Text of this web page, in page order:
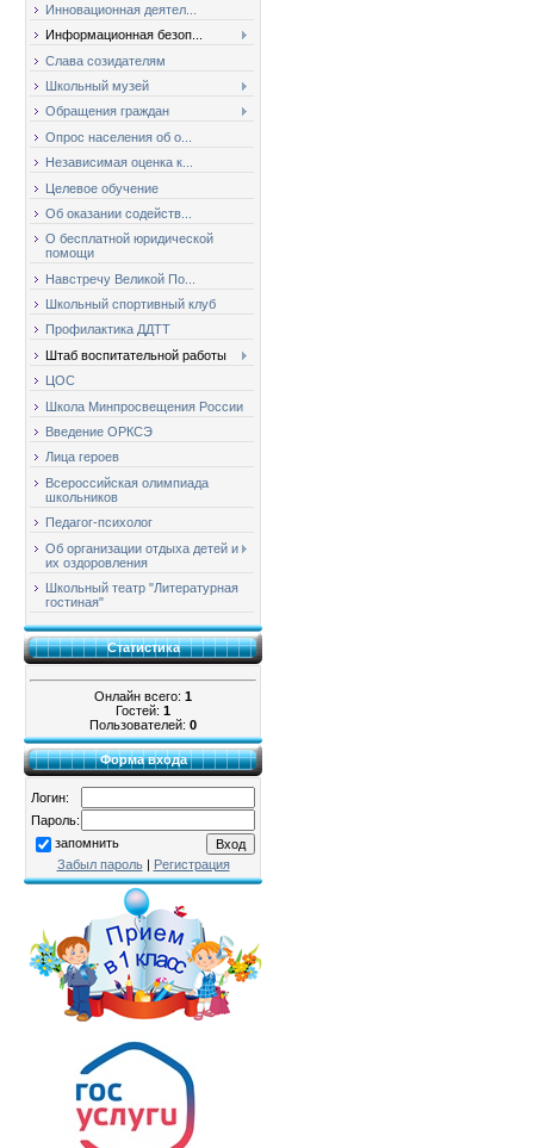
Инновационная деятел...
Информационная безоп...
Слава созидателям
Школьный музей
Обращения граждан
Опрос населения об о...
Независимая оценка к...
Целевое обучение
Об оказании содейств...
О бесплатной юридической
помощи
Навстречу Великой По...
Школьный спортивный клуб
Профилактика ДДТТ
Штаб воспитательной работы
ЦОС
Школа Минпросвещения России
Введение ОРКСЭ
Лица героев
Всероссийская олимпиада
школьников
Педагог-психолог
Об организации отдыха детей и
их оздоровления
Школьный театр "Литературная
гостиная"
Статистика
Онлайн всего: 1
Гостей: 1
Пользователей: 0
Форма входа
Логин:
Пароль:
запомнить
Забыл пароль| Регистрация